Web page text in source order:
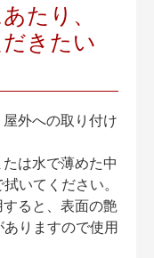
たり、
きたい
外への取り付け
は水で薄めた中
いてください。
ると、表面の艶
りますので使用